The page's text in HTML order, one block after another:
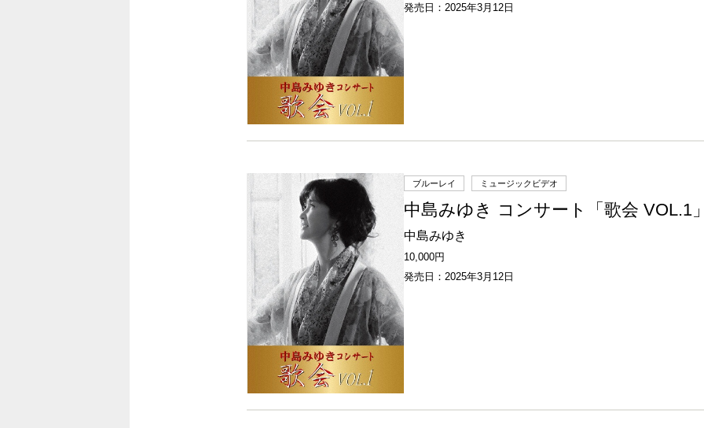
発売日：2025年3月12日
ブルーレイ ミュージックビデオ
中島みゆき コンサート「歌会 VOL.1
中島みゆき
10,000円
発売日：2025年3月12日